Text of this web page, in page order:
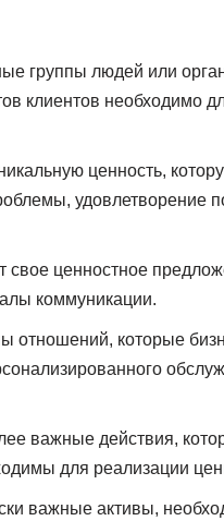
группы людей или
клиентов необходимо
ценность,
удовлетворение
свое ценностное
коммуникации.
отношений, которые
важные действия,
для реализации
важные активы,